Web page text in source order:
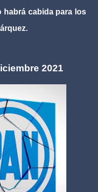
habrá cabida para los
2021